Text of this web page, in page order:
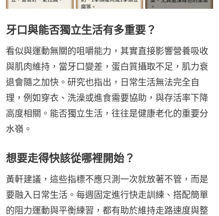
牙口與能否獨立生活有多重要？
看似與運動無關的咀嚼能力，其實直接影響營養吸收
與肌肉維持，當牙口變差，蛋白質攝取不足，肌力衰
退會隨之加快。研究也指出，日常生活無法完全自
理，例如穿衣、洗澡或進食需要協助，與存活率下降
高度相關。能否獨立生活，往往是健康老化的重要分
水嶺。
想要走得快該從哪裡開始？
黃軒建議，這些指標不應只測一次就放著不管，而是
要融入日常生活。每週固定進行快走訓練、搭配簡單
的阻力運動與平衡練習，都有助於維持走路速度與整